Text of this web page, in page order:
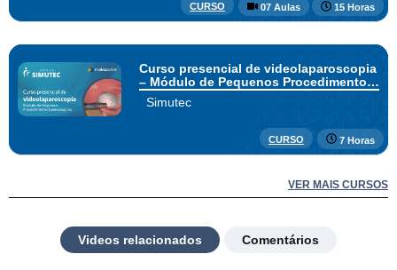
CURSO 07 Aulas 15 Horas
Curso presencial de videolaparoscopia
– Módulo de Pequenos Procedimentos
Ginecológicos
Simutec
CURSO 7 Horas
VER MAIS CURSOS
Videos relacionados Comentários